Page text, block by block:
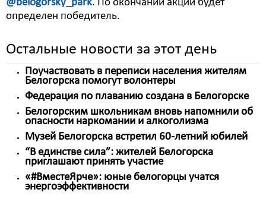
@belogorsky_park. По окончании акции будет
определен победитель.
Остальные новости за этот день
Поучаствовать в переписи населения жителям
Белогорска помогут волонтеры
Федерация по плаванию создана в Белогорске
Белогорским школьникам вновь напомнили об
опасности наркомании и алкоголизма
Музей Белогорска встретил 60-летний юбилей
“В единстве сила”: жителей Белогорска
приглашают принять участие
«#ВместеЯрче»: юные белогорцы учатся
энергоэффективности